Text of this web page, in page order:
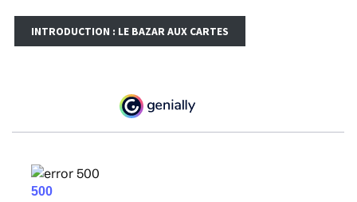
INTRODUCTION : LE BAZAR AUX CARTES